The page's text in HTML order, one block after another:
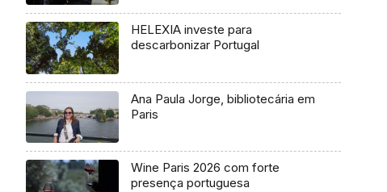
HELEXIA investe para
descarbonizar Portugal
Ana Paula Jorge, bibliotecária em
Paris
Wine Paris 2026 com forte
presença portuguesa